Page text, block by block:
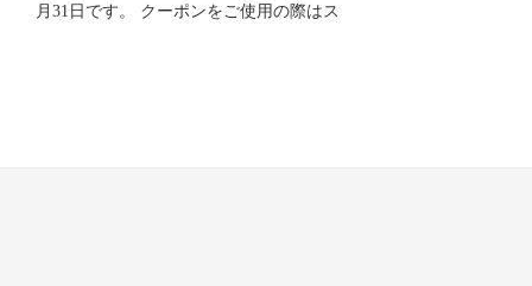
月31日です。 クーポンをご使用の際はス